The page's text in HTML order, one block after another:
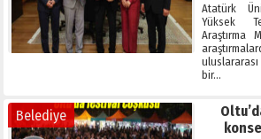
Atatürk
Yüksek
Araştırma
bir…
Belediye